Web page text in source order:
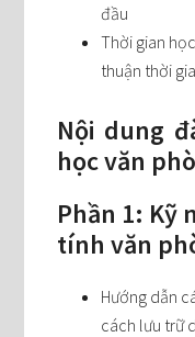
đầu
Thời gian
thuận thời
Nội dung
học văn
Phần 1: Kỹ
tính văn
Hướng dẫn
cách lưu trữ